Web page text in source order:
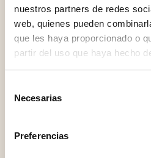
nuestros partners de redes
web, quienes pueden
que les haya proporcionado o
partir del uso que haya hecho
Necesarias
Preferencias
AVDA. ESPAÑA, 90
(MÁLAGA)
Get in